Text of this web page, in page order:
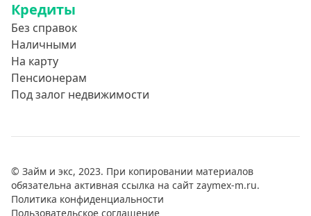
Кредиты
Без справок
Наличными
На карту
Пенсионерам
Под залог недвижимости
© Займ и экс, 2023. При копировании материалов
обязательна активная ссылка на сайт zaymex-m.ru.
Политика конфиденциальности
Пользовательское соглашение